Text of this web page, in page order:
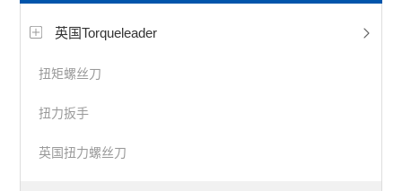
英国Torqueleader
扭矩螺丝刀
扭力扳手
英国扭力螺丝刀